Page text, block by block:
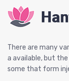
There are many
a available, but
some that form